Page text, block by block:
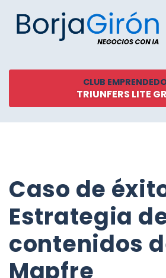
CLUB
TRIUNFERS LITE
Caso de
Estrategia
contenidos
Mapfre